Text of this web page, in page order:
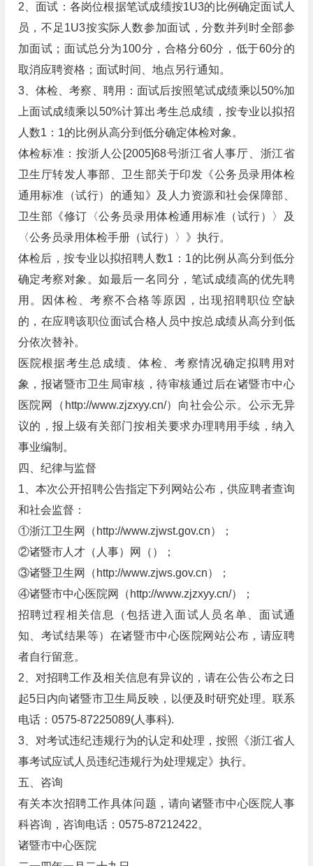
2、面试：各岗位根据笔试成绩按1U3的比例确定面试人
员，不足1U3按实际人数参加面试，分数并列时全部参
加面试；面试总分为100分，合格分60分，低于60分的
取消应聘资格；面试时间、地点另行通知。
3、体检、考察、聘用：面试后按照笔试成绩乘以50%加
上面试成绩乘以50%计算出考生总成绩，按专业以拟招
人数1：1的比例从高分到低分确定体检对象。
体检标准：按浙人公[2005]68号浙江省人事厅、浙江省
卫生厅转发人事部、卫生部关于印发《公务员录用体检
通用标准（试行）的通知》及人力资源和社会保障部、
卫生部《修订〈公务员录用体检通用标准（试行）〉及
〈公务员录用体检手册（试行）〉》执行。
体检后，按专业以拟招聘人数1：1的比例从高分到低分
确定考察对象。如最后一名同分，笔试成绩高的优先聘
用。因体检、考察不合格等原因，出现招聘职位空缺
的，在应聘该职位面试合格人员中按总成绩从高分到低
分依次替补。
医院根据考生总成绩、体检、考察情况确定拟聘用对
象，报诸暨市卫生局审核，待审核通过后在诸暨市中心
医院网（http://www.zjzxyy.cn/）向社会公示。公示无异
议的，报上级有关部门按相关要求办理聘用手续，纳入
事业编制。
四、纪律与监督
1、本次公开招聘公告指定下列网站公布，供应聘者查询
和社会监督：
①浙江卫生网（http://www.zjwst.gov.cn）；
②诸暨市人才（人事）网（）；
③诸暨卫生网（http://www.zjws.gov.cn）；
④诸暨市中心医院网（http://www.zjzxyy.cn/）；
招聘过程相关信息（包括进入面试人员名单、面试通
知、考试结果等）在诸暨市中心医院网站公布，请应聘
者自行留意。
2、对招聘工作及相关信息有异议的，请在公告公布之日
起5日内向诸暨市卫生局反映，以便及时研究处理。联系
电话：0575-87225089(人事科).
3、对考试违纪违规行为的认定和处理，按照《浙江省人
事考试应试人员违纪违规行为处理规定》执行。
五、咨询
有关本次招聘工作具体问题，请向诸暨市中心医院人事
科咨询，咨询电话：0575-87212422。
诸暨市中心医院